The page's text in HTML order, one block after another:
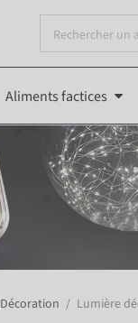
Aliments factices
Décoration Lumière